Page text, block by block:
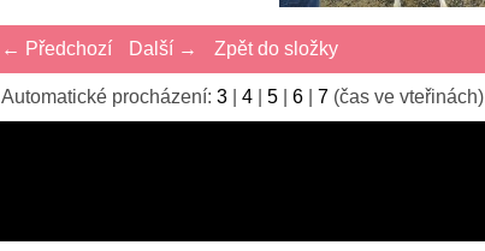
← Předchozí Další → Zpět do složky
Automatické procházení:3 |4 |5 |6 |7 (čas ve vteřinách)